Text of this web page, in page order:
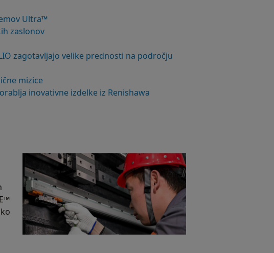
Ultra™
zaslonov
zagotavljajo velike prednosti na področju
mizice
inovativne izdelke iz Renishawa